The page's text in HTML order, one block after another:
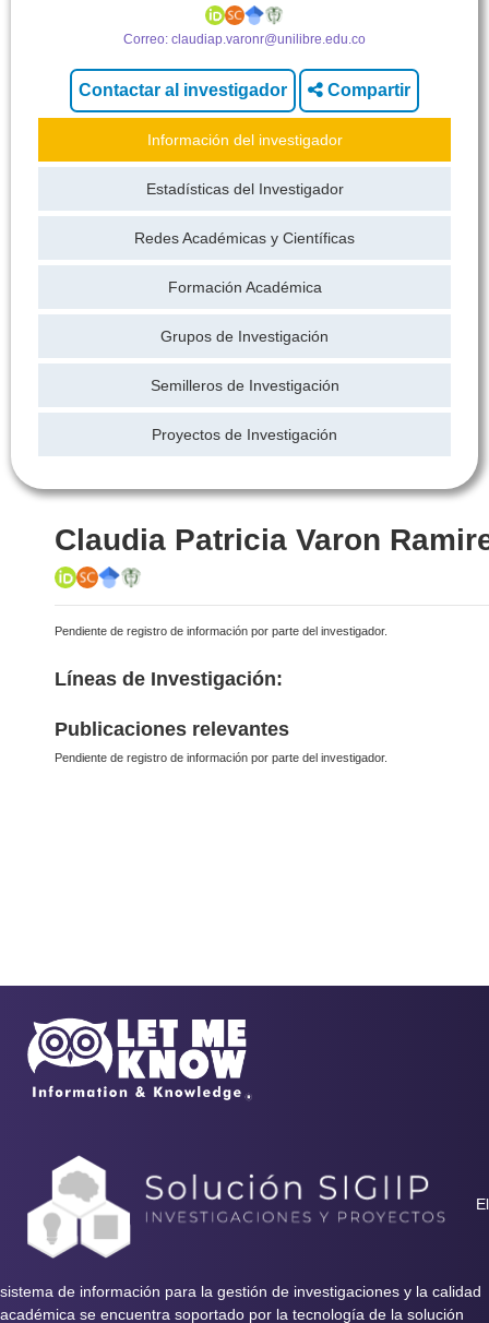
Correo: claudiap.varonr@unilibre.edu.co
Compartir
Información del investigador
Estadísticas del Investigador
Redes Académicas y Científicas
Formación Académica
Grupos de Investigación
Semilleros de Investigación
Proyectos de Investigación
Claudia Patricia Varon
Pendiente de registro de información por parte del investigador.
Líneas de Investigación:
Publicaciones relevantes
Pendiente de registro de información por parte del investigador.
El
sistema de información para la gestión de investigaciones y la calidad
académica se encuentra soportado por la tecnología de la solución